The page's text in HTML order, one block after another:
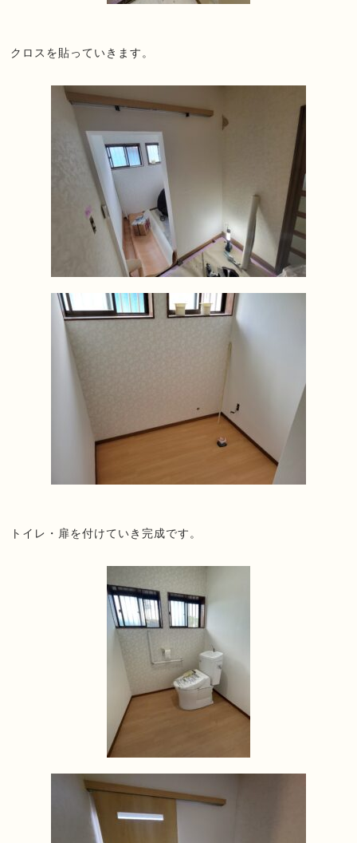
クロスを貼っていきます。
トイレ・扉を付けていき完成です。